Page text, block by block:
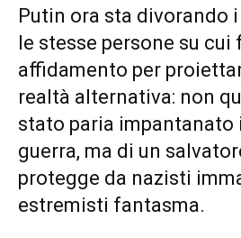
Putin ora sta divorando
le stesse persone su cui
affidamento per
realtà alternativa: non
stato paria impantanato
guerra, ma di un
protegge da nazisti
estremisti fantasma.